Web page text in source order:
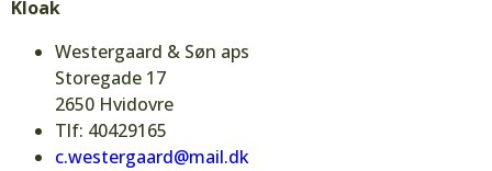
Kloak
Westergaard & Søn aps
Storegade 17
2650 Hvidovre
Tlf: 40429165
c.westergaard@mail.dk